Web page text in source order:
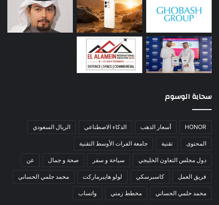
سحابة الوسوم
HONOR أسعار الذهب الذكاء الاصطناعي الريال السعودي
المحتوى تقنية جامعة الفرات الأوسط التقنية
دول مجلس التعاون الخليجي سياحة و سفر صحة و جمال عن
فريق العمل كاسبرسكي لولو هايبرماركت محمد جلمي الحساني
محمد حلمي الحساني مخطط زمني واتساب